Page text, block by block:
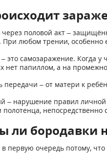
половой акт –
При любом трении,
это самозаражение. Когда у
нет папиллом, а на
передачи – от матери к
– нарушение правил личной
непосредственно
ли бородавки
первую очередь потому,